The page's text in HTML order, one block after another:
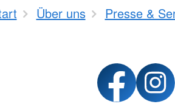
Über uns Presse &